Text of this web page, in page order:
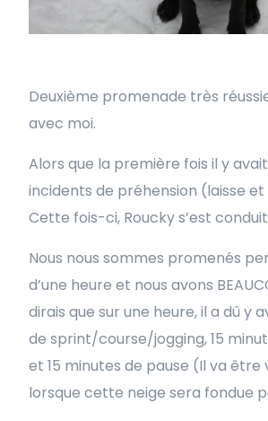
Deuxième promenade très
avec moi.
Alors que la première fois il y
incidents de préhension (laisse
Cette fois-ci, Roucky s’est
Nous nous sommes promenés
d’une heure et nous avons
dirais que sur une heure, il a dû y
de sprint/course/jogging, 15
et 15 minutes de pause (Il va
lorsque cette neige sera fondue